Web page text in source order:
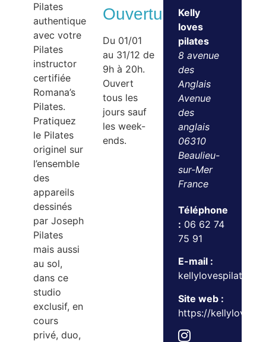
Pilates
authentique
avec votre
Pilates
instructor
certifiée
Romana’s
Pilates.
Pratiquez
le Pilates
originel sur
l’ensemble
des
appareils
dessinés
par Joseph
Pilates
mais aussi
au sol,
dans ce
studio
exclusif, en
cours
privé, duo,
Ouvertures
Du 01/01
au 31/12 de
9h à 20h.
Ouvert
tous les
jours sauf
les week-
ends.
Kelly
loves
pilates
8 avenue
des
Anglais
Avenue
des
anglais
06310
Beaulieu-
sur-Mer
France
Téléphone
: 06 62 74
75 91
E-mail :
Site web :
https://